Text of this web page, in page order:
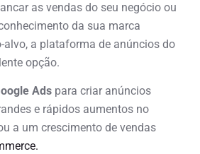
as vendas do seu negócio ou
da sua marca
alvo, a plataforma de anúncios do
opção.
Ads para criar anúncios
e rápidos aumentos no
a um crescimento de vendas